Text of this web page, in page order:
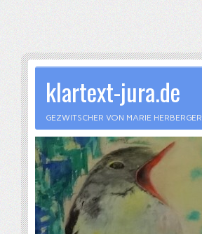
klartext-jura.de
GEZWITSCHER VON MARIE HERBERGER